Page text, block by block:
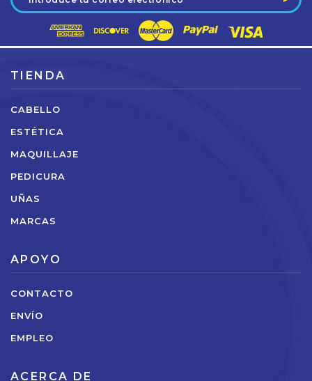
de
electrónico
TIENDA
CABELLO
ESTÉTICA
MAQUILLAJE
PEDICURA
UÑAS
MARCAS
APOYO
CONTACTO
ENVÍO
EMPLEO
ACERCA DE